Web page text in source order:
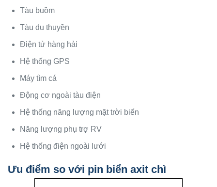
Tàu buồm
Tàu du thuyền
Điện tử hàng hải
Hệ thống GPS
Máy tìm cá
Động cơ ngoài tàu điện
Hệ thống năng lượng mặt trời biển
Năng lượng phụ trợ RV
Hệ thống điện ngoài lưới
Ưu điểm so với pin biển axit chì